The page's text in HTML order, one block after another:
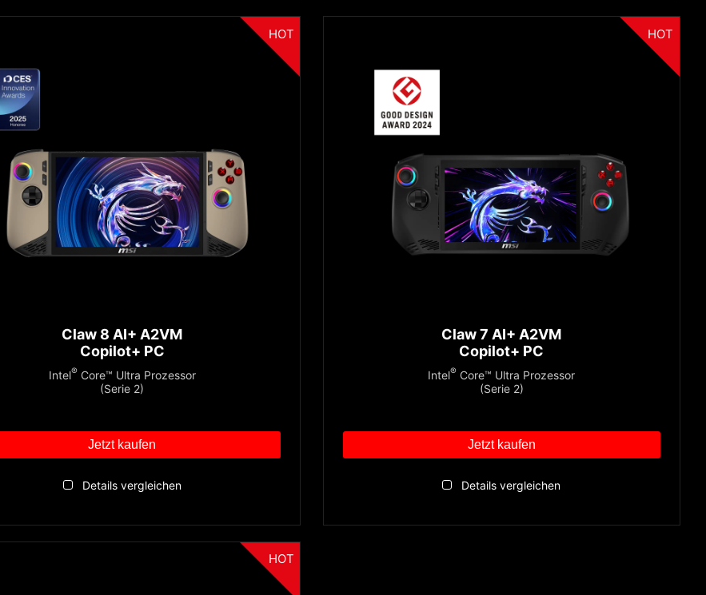
HOT
Claw 8 AI+ A2VM
Copilot+ PC
Intel®Core™ Ultra Prozessor
(Serie 2)
Jetzt kaufen
Details vergleichen
HOT
Claw 7 AI+ A2VM
Copilot+ PC
Intel® Core™ Ultra Prozessor
(Serie 2)
Jetzt kaufen
Details vergleichen
HOT